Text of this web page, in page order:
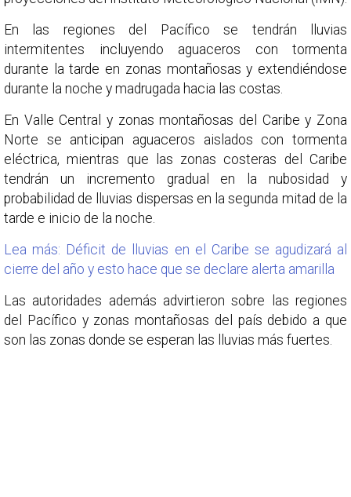
En las regiones del Pacífico se tendrán lluvias
intermitentes incluyendo aguaceros con tormenta
durante la tarde en zonas montañosas y extendiéndose
durante la noche y madrugada hacia las costas.
En Valle Central y zonas montañosas del Caribe y Zona
Norte se anticipan aguaceros aislados con tormenta
eléctrica, mientras que las zonas costeras del Caribe
tendrán un incremento gradual en la nubosidad y
probabilidad de lluvias dispersas en la segunda mitad de la
tarde e inicio de la noche.
Lea más: Déficit de lluvias en el Caribe se agudizará al
cierre del año y esto hace que se declare alerta amarilla
Las autoridades además advirtieron sobre las regiones
del Pacífico y zonas montañosas del país debido a que
son las zonas donde se esperan las lluvias más fuertes.